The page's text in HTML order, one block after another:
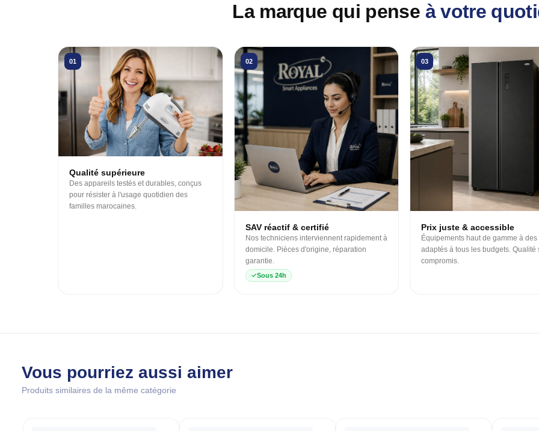
La marque qui pense à votre
01
Qualité supérieure
Des appareils testés et durables, conçus
pour résister à l'usage quotidien des
familles marocaines.
02
SAV réactif & certifié
Nos techniciens interviennent rapidement à
domicile. Pièces d'origine, réparation
garantie.
Sous 24h
03
Prix juste & accessible
Équipements haut de gamme à des
adaptés à tous les budgets. Qualité
compromis.
Vous pourriez aussi aimer
Produits similaires de la même catégorie